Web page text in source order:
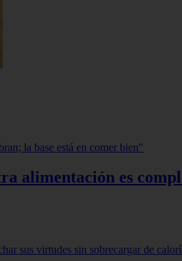
alimentación es